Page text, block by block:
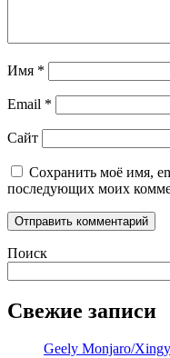
Имя *
Email *
Сайт
Сохранить моё имя,
последующих моих
Поиск
Свежие записи
Geely Monjaro/